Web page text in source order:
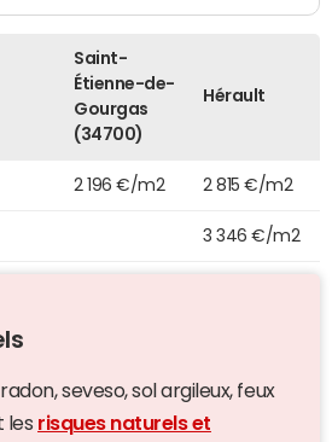
Saint-
Étienne-de-
Gourgas
(34700)
Hérault
2 196 €/m2 2 815 €/m2
3 346 €/m2
seveso, sol argileux, feux
les risques naturels et